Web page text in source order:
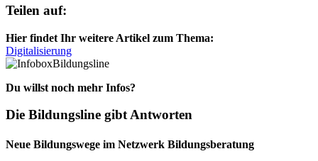
Teilen auf:
Hier findet Ihr weitere Artikel zum Thema:
Digitalisierung
Bildungsline
Du willst noch mehr Infos?
Die Bildungsline gibt Antworten
Neue Bildungswege im Netzwerk Bildungsberatung